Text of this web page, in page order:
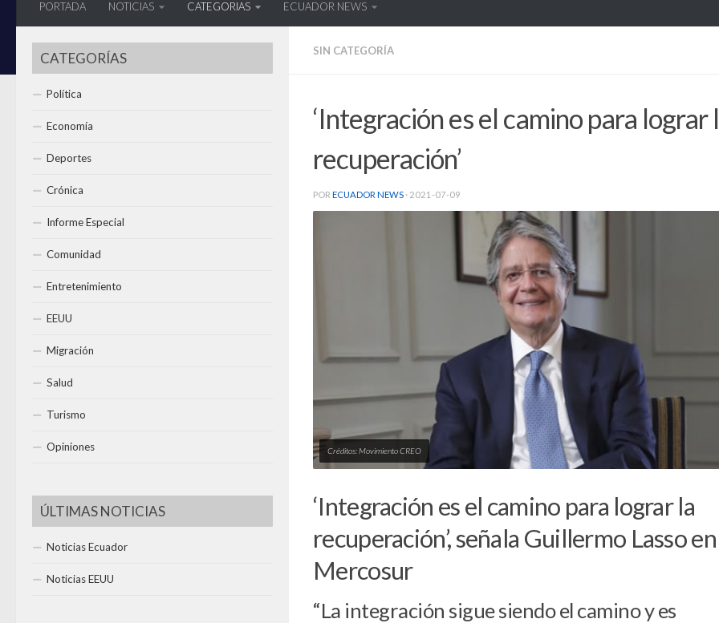
PORTADA NOTICIAS CATEGORIAS ECUADOR NEWS
SIN CATEGORÍA
‘Integración es el camino para lograr
recuperación’
POR ECUADOR NEWS · 2021-07-09
Créditos: Movimiento CREO
‘Integración es el camino para lograr la
recuperación’, señala Guillermo Lasso
Mercosur
“La integración sigue siendo el camino y es
CATEGORÍAS
Política
Economía
Deportes
Crónica
Informe Especial
Comunidad
Entretenimiento
EEUU
Migración
Salud
Turismo
Opiniones
ÚLTIMAS NOTICIAS
Noticias Ecuador
Noticias EEUU